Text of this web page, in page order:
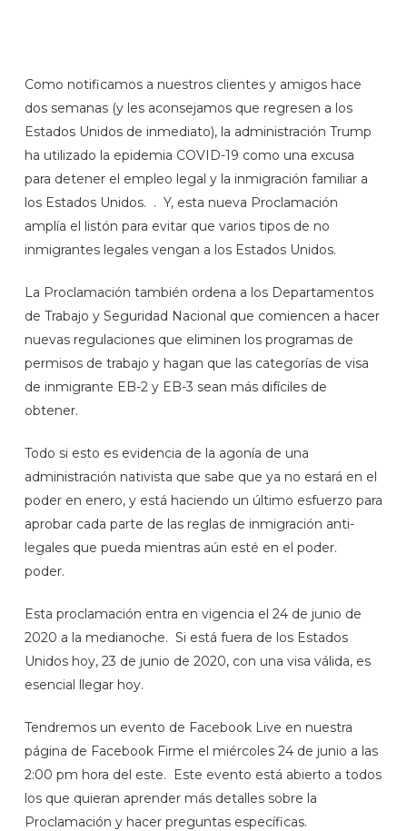
contentComo notificamos a nuestros clientes y amigos hace
dos semanas (y les aconsejamos que regresen a los
Estados Unidos de inmediato), la administración Trump
ha utilizado la epidemia COVID-19 como una excusa
para detener el empleo legal y la inmigración familiar a
los Estados Unidos. . Y, esta nueva Proclamación
amplía el listón para evitar que varios tipos de no
inmigrantes legales vengan a los Estados Unidos.
La Proclamación también ordena a los Departamentos
de Trabajo y Seguridad Nacional que comiencen a hacer
nuevas regulaciones que eliminen los programas de
permisos de trabajo y hagan que las categorías de visa
de inmigrante EB-2 y EB-3 sean más difíciles de
obtener.
Todo si esto es evidencia de la agonía de una
administración nativista que sabe que ya no estará en el
poder en enero, y está haciendo un último esfuerzo para
aprobar cada parte de las reglas de inmigración anti-
legales que pueda mientras aún esté en el poder.
poder.
Esta proclamación entra en vigencia el 24 de junio de
2020 a la medianoche. Si está fuera de los Estados
Unidos hoy, 23 de junio de 2020, con una visa válida, es
esencial llegar hoy.
Tendremos un evento de Facebook Live en nuestra
página de Facebook Firme el miércoles 24 de junio a las
2:00 pm hora del este. Este evento está abierto a todos
los que quieran aprender más detalles sobre la
Proclamación y hacer preguntas específicas.